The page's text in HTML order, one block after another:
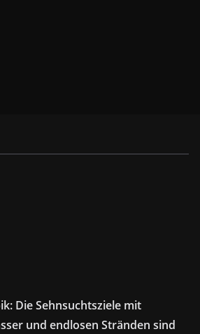
Die Sehnsuchtsziele mit
und endlosen Stränden sind